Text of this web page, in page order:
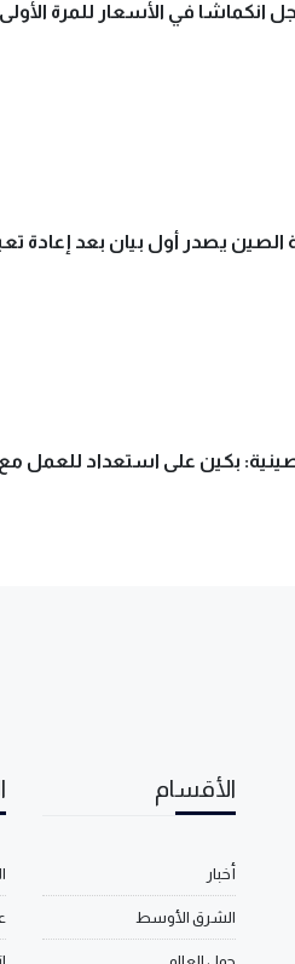
في الأسعار للمرة الأولى منذ
الصين يصدر أول بيان بعد إعادة
بكين على استعداد للعمل
الأقسام
أخبار
الشرق الأوسط